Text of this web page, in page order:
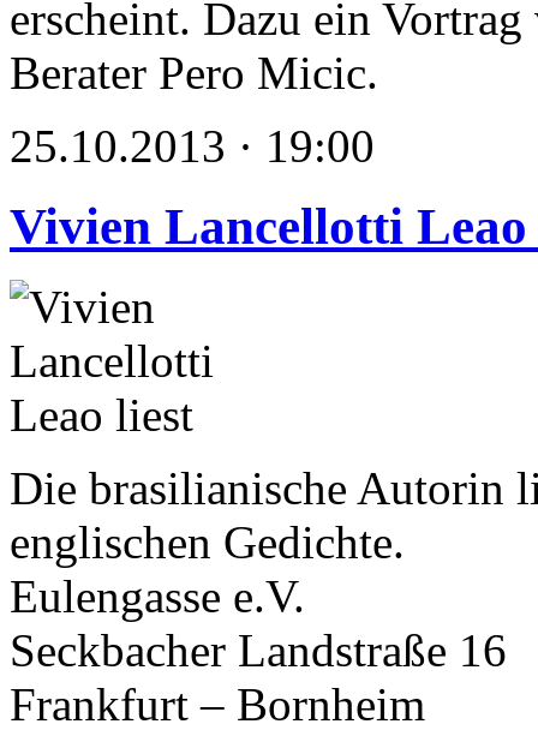
erscheint. Dazu ein
Berater Pero Micic.
25.10.2013 · 19:00
Vivien Lancellotti Leao
Die brasilianische Autorin
englischen Gedichte.
Eulengasse e.V.
Seckbacher Landstraße 16
Frankfurt – Bornheim